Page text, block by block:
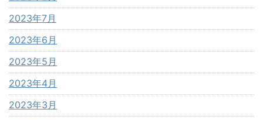
2023年7月
2023年6月
2023年5月
2023年4月
2023年3月